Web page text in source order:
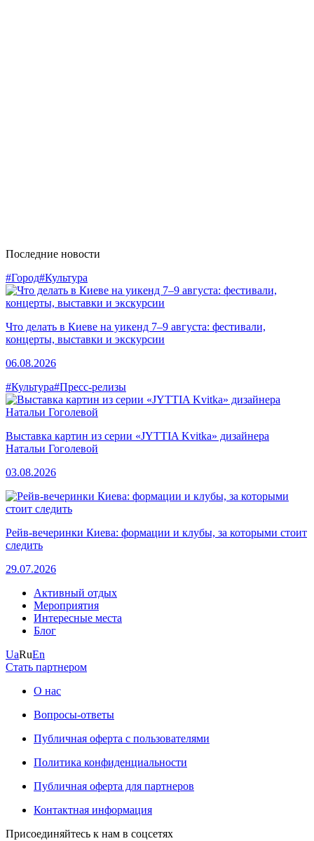
Последние новости
#Город#Культура
Что делать в Киеве на уикенд 7–9 августа: фестивали,
концерты, выставки и экскурсии
06.08.2026
#Культура#Пресс-релизы
Выставка картин из серии «JYTTIA Kvitka» дизайнера
Натальи Гоголевой
03.08.2026
Рейв-вечеринки Киева: формации и клубы, за которыми стоит
следить
29.07.2026
Активный отдых
Мероприятия
Интересные места
Блог
UaRuEn
Стать партнером
О нас
Вопросы-ответы
Публичная оферта с пользователями
Политика конфиденциальности
Публичная оферта для партнеров
Контактная информация
Присоединяйтесь к нам в соцсетях